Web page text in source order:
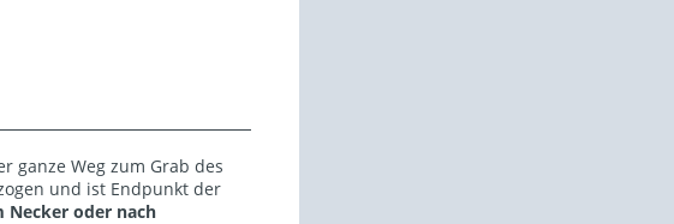
ganze Weg zum Grab des
und ist Endpunkt der
Necker oder nach